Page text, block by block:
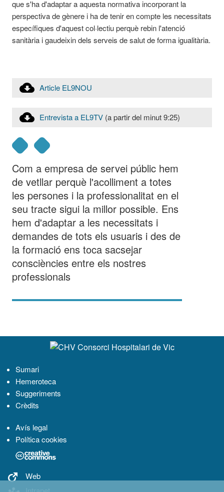
que s'ha d'adaptar a aquesta normativa incorporant la
perspectiva de gènere i ha de tenir en compte les necessitats
específiques d'aquest col·lectiu perquè rebin l'atenció
sanitària i gaudeixin dels serveis de salut de forma igualitària.
Article EL9NOU
Entrevista a EL9TV (a partir del minut 9:25)
Com a empresa de servei públic hem
de vetllar perquè l'acolliment a totes
les persones i la professionalitat en el
seu tracte sigui la millor possible. Ens
hem d'adaptar a les necessitats i
demandes de tots els usuaris i des de
la formació ens toca sacsejar
consciències entre els nostres
professionals
Navegació
Sumari
Hemeroteca
Suggeriments
Crèdits
Avís legal
Política cookies
Web